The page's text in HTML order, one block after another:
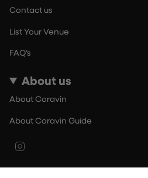
Contact us
List Your Venue
FAQ’s
About us
About Coravin
About Coravin Guide